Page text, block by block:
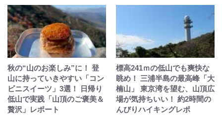
秋の“山のお楽しみ”に！ 登
山に持っていきやすい「コン
ビニスイーツ」3選！ 日帰り
低山で実践「山頂のご褒美＆
贅沢」レポート
標高241ｍの低山でも爽快な
眺め！ 三浦半島の最高峰「大
楠山」 東京湾を望む、山頂広
場が気持ちいい！ 約2時間の
んびりハイキングレポ